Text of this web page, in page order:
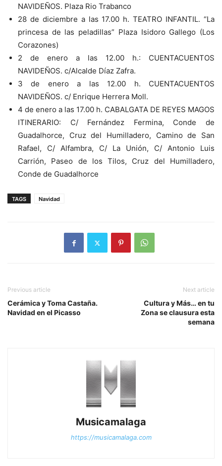
NAVIDEÑOS. Plaza Rio Trabanco
28 de diciembre a las 17.00 h. TEATRO INFANTIL. “La
princesa de las peladillas” Plaza Isidoro Gallego (Los
Corazones)
2 de enero a las 12.00 h.: CUENTACUENTOS
NAVIDEÑOS. c/Alcalde Díaz Zafra.
3 de enero a las 12.00 h. CUENTACUENTOS
NAVIDEÑOS. c/ Enrique Herrera Moll.
4 de enero a las 17.00 h. CABALGATA DE REYES MAGOS
ITINERARIO: C/ Fernández Fermina, Conde de
Guadalhorce, Cruz del Humilladero, Camino de San
Rafael, C/ Alfambra, C/ La Unión, C/ Antonio Luis
Carrión, Paseo de los Tilos, Cruz del Humilladero,
Conde de Guadalhorce
TAGS Navidad
Previous article
Cerámica y Toma Castaña.
Navidad en el Picasso
Next article
Cultura y Más… en tu
Zona se clausura esta
semana
Musicamalaga
https://musicamalaga.com